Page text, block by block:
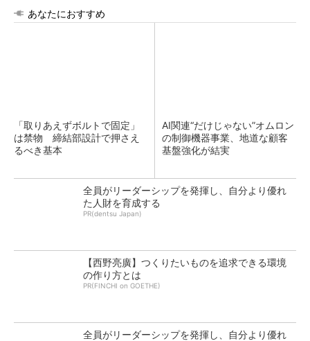
あなたにおすすめ
「取りあえずボルトで固定」
は禁物 締結部設計で押さえ
るべき基本
AI関連“だけじゃない”オムロン
の制御機器事業、地道な顧客
基盤強化が結実
全員がリーダーシップを発揮し、自分より優れ
た人財を育成する
PR(dentsu Japan)
【西野亮廣】つくりたいものを追求できる環境
の作り方とは
PR(FINCHI on GOETHE)
全員がリーダーシップを発揮し、自分より優れ